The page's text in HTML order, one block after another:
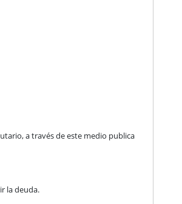
a través de este medio publica
la deuda.